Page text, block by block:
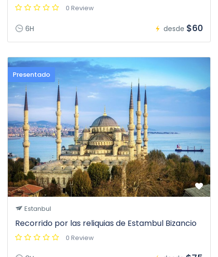
0 Review
6H desde $60
Presentado
Estanbul
Recorrido por las reliquias de Estambul Bizancio
0 Review